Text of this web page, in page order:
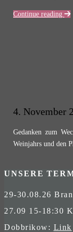
Continue reading
4. November
Gedanken zum
Weinjahrs und den
UNSERE
29-30.08.26
27.09 15-18:30
Dobbrikow: Link